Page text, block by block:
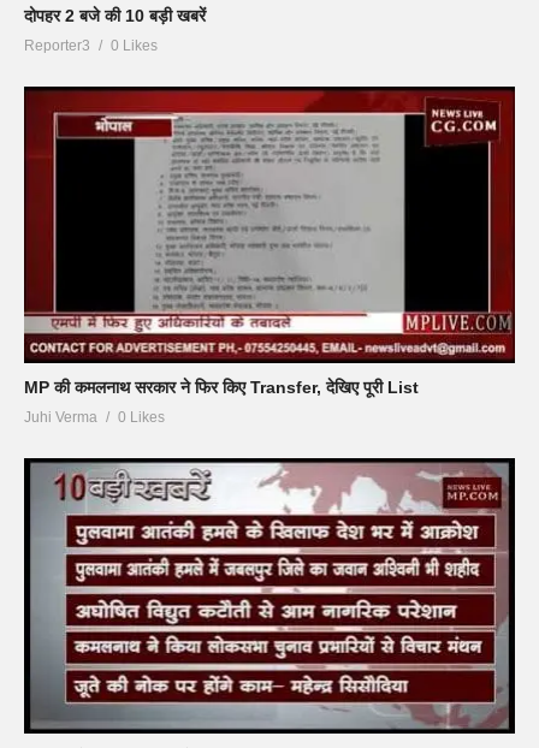
दोपहर 2 बजे की 10 बड़ी खबरें
Reporter3 0 Likes
MP की कमलनाथ सरकार ने फिर किए Transfer, देखिए पूरी List
Juhi Verma 0 Likes